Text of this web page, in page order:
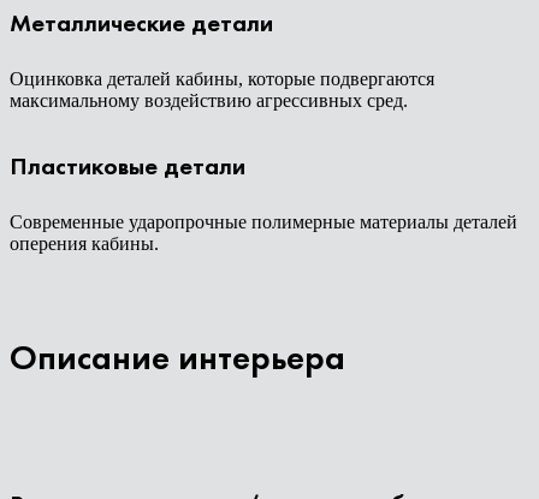
Металлические детали
Оцинковка деталей кабины, которые подвергаются
максимальному воздействию агрессивных сред.
Пластиковые детали
Современные ударопрочные полимерные материалы деталей
оперения кабины.
Описание интерьера